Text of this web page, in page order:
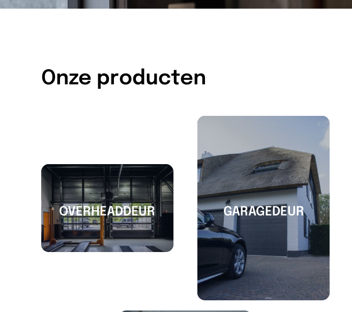
Onze producten
OVERHEADDEUR GARAGEDEUR